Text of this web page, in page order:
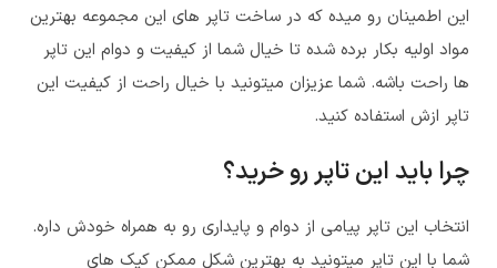
این اطمینان رو میده که در ساخت تاپر های این مجموعه بهترین
مواد اولیه بکار برده شده تا خیال شما از کیفیت و دوام این تاپر
ها راحت باشه. شما عزیزان میتونید با خیال راحت از کیفیت این
تاپر ازش استفاده کنید.
چرا باید این تاپر رو خرید؟
انتخاب این تاپر پیامی از دوام و پایداری رو به همراه خودش داره.
شما با این تاپر میتونید به بهترین شکل ممکن کیک های